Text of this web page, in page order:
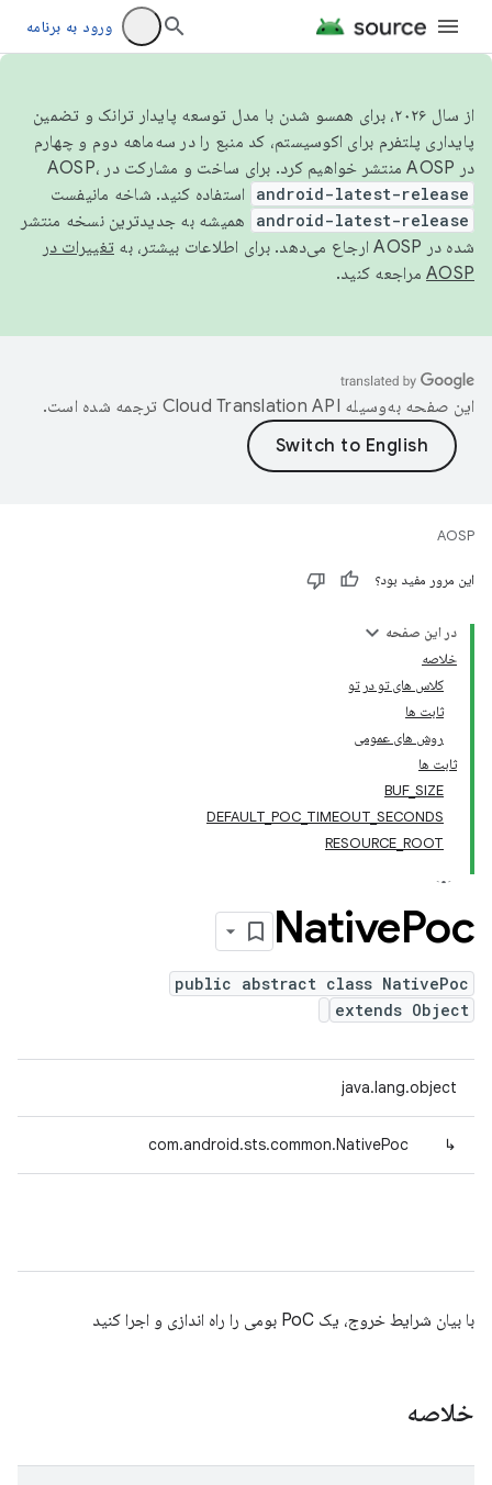
ورود به برنامه
از سال ۲۰۲۶، برای همسو شدن با مدل توسعه پایدار ترانک و تضمین
پایداری پلتفرم برای اکوسیستم، کد منبع را در سه‌ماهه دوم و چهارم
در AOSP منتشر خواهیم کرد. برای ساخت و مشارکت در AOSP،
android-latest-release استفاده کنید. شاخه مانیفست
android-latest-release
همیشه به جدیدترین نسخه منتشر
شده در AOSP ارجاع می‌دهد. برای اطلاعات بیشتر، به
تغییرات در
AOSP مراجعه کنید.
این صفحه به‌وسیله ترجمه شده است.
AOSP
این مرور مفید بود؟
در این صفحه
خلاصه
کلاس های تو در تو
ثابت ها
روش های عمومی
ثابت ها
BUF_SIZE
DEFAULT_POC_TIMEOUT_SECONDS
RESOURCE_ROOT
NativePoc
public abstract class NativePoc
extends Object
java.lang.object
↳
com.android.sts.common.NativePoc
با بیان شرایط خروج، یک PoC بومی را راه اندازی و اجرا کنید
خلاصه